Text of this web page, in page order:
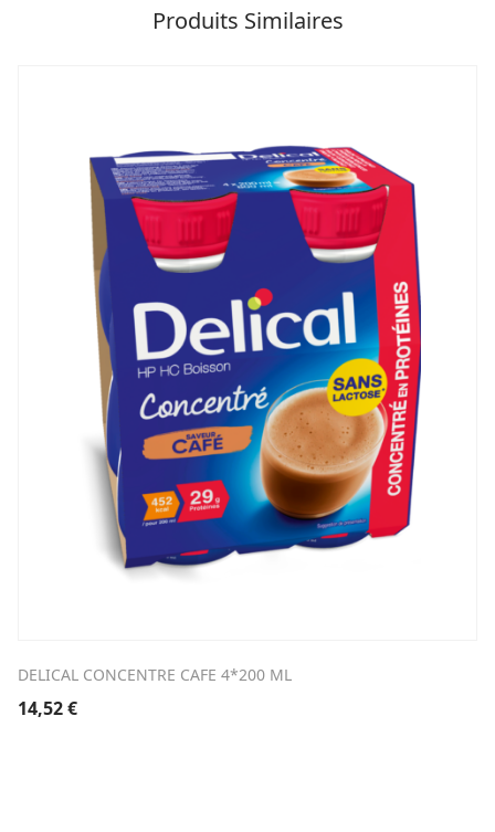
Produits Similaires
DELICAL CONCENTRE CAFE 4*200 ML
14,52€